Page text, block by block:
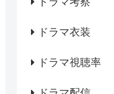
ドラマ衣装
ドラマ視聴率